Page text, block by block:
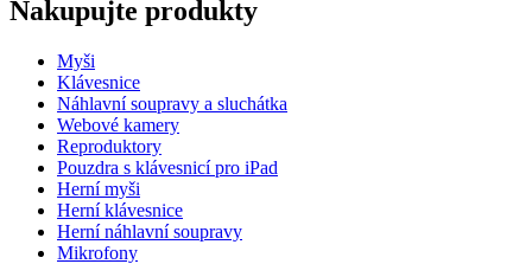
Nakupujte produkty
Myši
Klávesnice
Náhlavní soupravy a sluchátka
Webové kamery
Reproduktory
Pouzdra s klávesnicí pro iPad
Herní myši
Herní klávesnice
Herní náhlavní soupravy
Mikrofony